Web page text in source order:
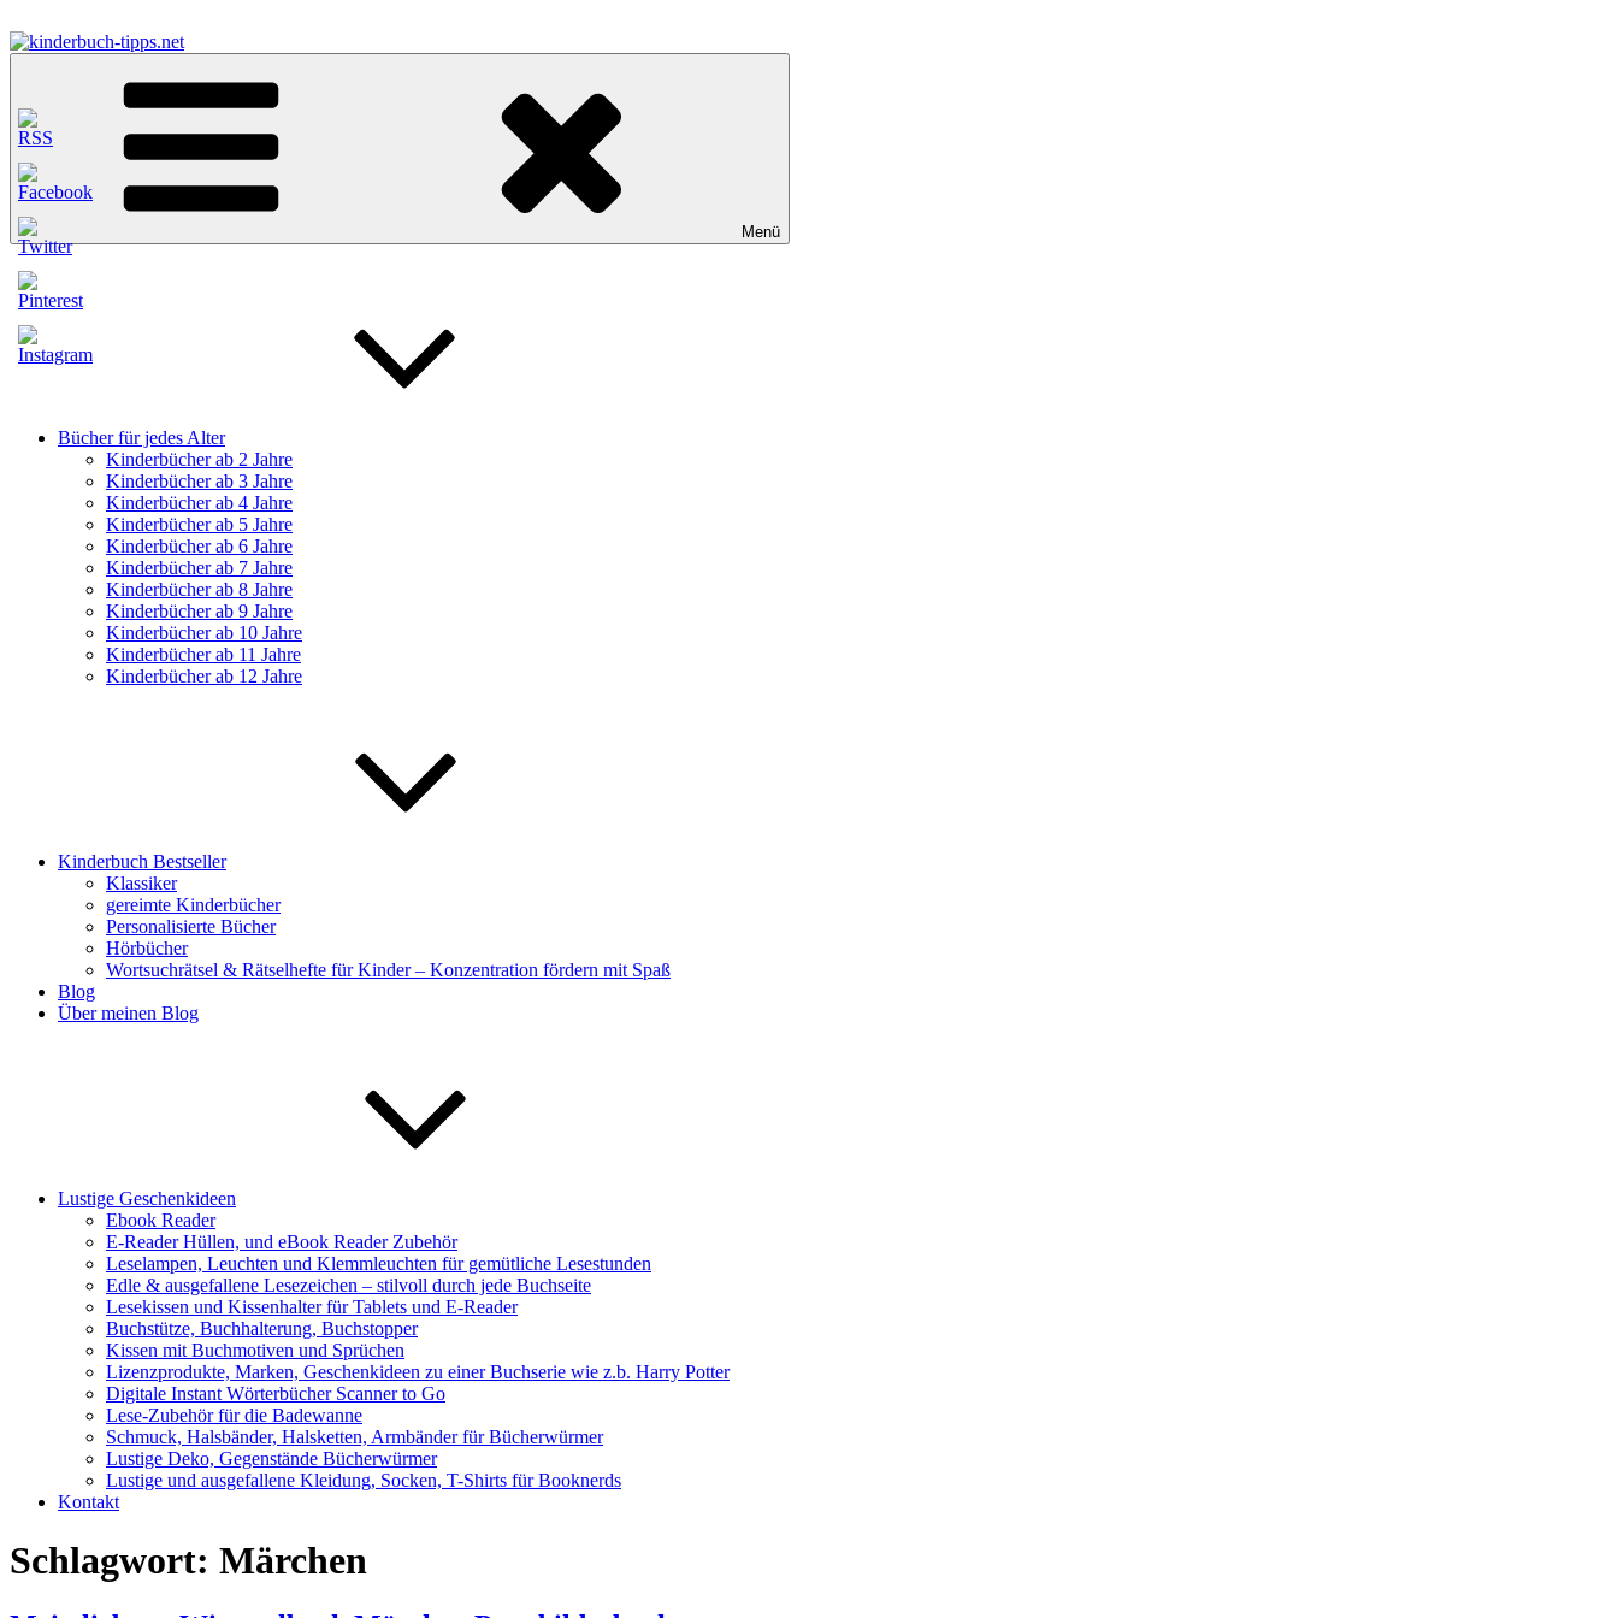
Inhalt
springen
kinderbuch-tipps.net
Empfehlungen und Tipps rund um das Thema Kinderbücher und Kinderbuchklassiker
Menü
Bücher für jedes Alter
Kinderbücher ab 2 Jahre
Kinderbücher ab 3 Jahre
Kinderbücher ab 4 Jahre
Kinderbücher ab 5 Jahre
Kinderbücher ab 6 Jahre
Kinderbücher ab 7 Jahre
Kinderbücher ab 8 Jahre
Kinderbücher ab 9 Jahre
Kinderbücher ab 10 Jahre
Kinderbücher ab 11 Jahre
Kinderbücher ab 12 Jahre
Kinderbuch Bestseller
Klassiker
gereimte Kinderbücher
Personalisierte Bücher
Hörbücher
Wortsuchrätsel & Rätselhefte für Kinder – Konzentration fördern mit Spaß
Blog
Über meinen Blog
Lustige Geschenkideen
Ebook Reader
E-Reader Hüllen, und eBook Reader Zubehör
Leselampen, Leuchten und Klemmleuchten für gemütliche Lesestunden
Edle & ausgefallene Lesezeichen – stilvoll durch jede Buchseite
Lesekissen und Kissenhalter für Tablets und E-Reader
Buchstütze, Buchhalterung, Buchstopper
Kissen mit Buchmotiven und Sprüchen
Lizenzprodukte, Marken, Geschenkideen zu einer Buchserie wie z.b. Harry Potter
Digitale Instant Wörterbücher Scanner to Go
Lese-Zubehör für die Badewanne
Schmuck, Halsbänder, Halsketten, Armbänder für Bücherwürmer
Lustige Deko, Gegenstände Bücherwürmer
Lustige und ausgefallene Kleidung, Socken, T-Shirts für Booknerds
Kontakt
Schlagwort: Märchen